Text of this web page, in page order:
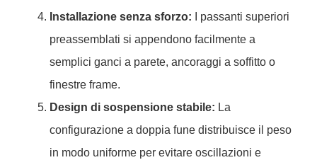
Installazione senza sforzo: I passanti superiori
preassemblati si appendono facilmente a
semplici ganci a parete, ancoraggi a soffitto o
finestre frame.
Design di sospensione stabile: La
configurazione a doppia fune distribuisce il peso
in modo uniforme per evitare oscillazioni e